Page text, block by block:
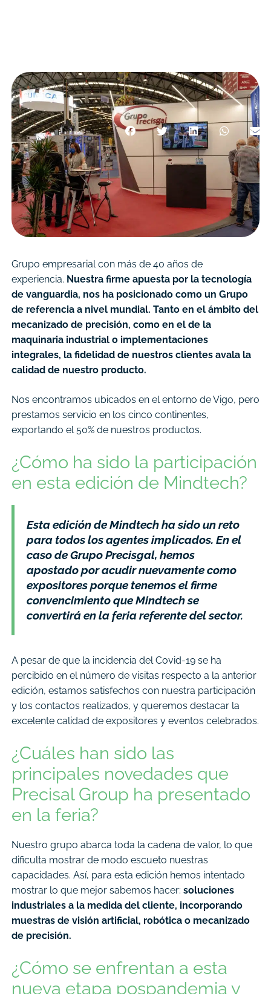
Grupo empresarial con más de 40 años de
experiencia. Nuestra firme apuesta por la tecnología
de vanguardia, nos ha posicionado como un Grupo
de referencia a nivel mundial. Tanto en el ámbito del
mecanizado de precisión, como en el de la
maquinaria industrial o implementaciones
integrales, la fidelidad de nuestros clientes avala la
calidad de nuestro producto.
Nos encontramos ubicados en el entorno de Vigo, pero
prestamos servicio en los cinco continentes,
exportando el 50% de nuestros productos.
¿Cómo ha sido la participación
en esta edición de Mindtech?
Esta edición de Mindtech ha sido un reto
para todos los agentes implicados. En el
caso de Grupo Precisgal, hemos
apostado por acudir nuevamente como
expositores porque tenemos el firme
convencimiento que Mindtech se
convertirá en la feria referente del sector.
A pesar de que la incidencia del Covid-19 se ha
percibido en el número de visitas respecto a la anterior
edición, estamos satisfechos con nuestra participación
y los contactos realizados, y queremos destacar la
excelente calidad de expositores y eventos celebrados.
¿Cuáles han sido las
principales novedades que
Precisal Group ha presentado
en la feria?
Nuestro grupo abarca toda la cadena de valor, lo que
dificulta mostrar de modo escueto nuestras
capacidades. Así, para esta edición hemos intentado
mostrar lo que mejor sabemos hacer: soluciones
industriales a la medida del cliente, incorporando
muestras de visión artificial, robótica o mecanizado
de precisión.
¿Cómo se enfrentan a esta
nueva etapa pospandemia y